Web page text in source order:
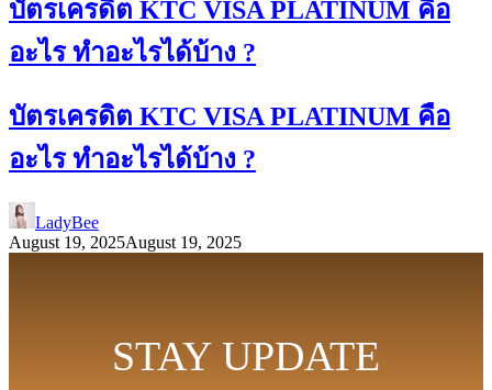
บัตรเครดิต KTC VISA PLATINUM คือ
อะไร ทําอะไรได้บ้าง ?
บัตรเครดิต KTC VISA PLATINUM คือ
อะไร ทําอะไรได้บ้าง ?
LadyBee
August 19, 2025August 19, 2025
STAY UPDATE